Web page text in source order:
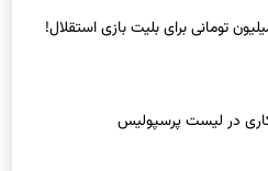
در لیست پرسپولیس